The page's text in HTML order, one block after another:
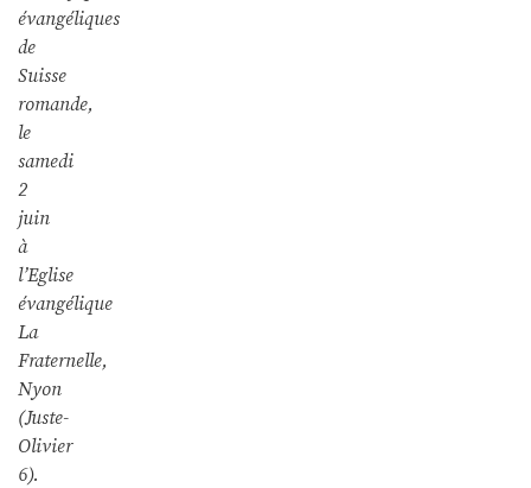
évangéliques
de
Suisse
romande,
le
samedi
2
juin
à
l’Eglise
évangélique
La
Fraternelle,
Nyon
(Juste-
Olivier
6).